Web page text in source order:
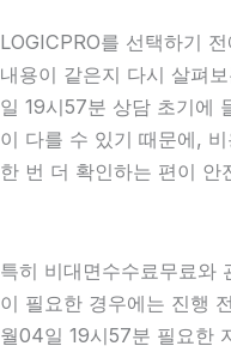
LOGICPRO를 선택하기
내용이 같은지 다시 살펴
일 19시57분 상담 초기에
이 다를 수 있기 때문에,
한 번 더 확인하는 편이 안
특히 비대면수수료무료와
이 필요한 경우에는 진행
월04일 19시57분 필요한